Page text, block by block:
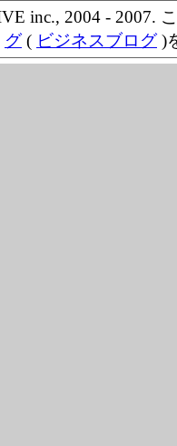
inc., 2004 - 2007.
グ( ビジネスブログ)